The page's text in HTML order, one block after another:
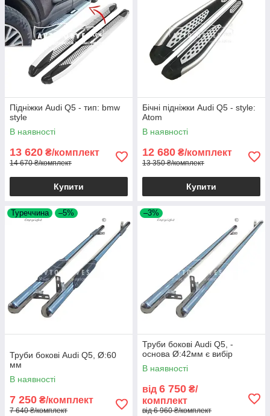
Підніжки Audi Q5 - тип: bmw
style
В наявності
13 620 ₴/комплект
14 670 ₴/комплект
Купити
Бічні підніжки Audi Q5 - style:
Atom
В наявності
12 680 ₴/комплект
13 350 ₴/комплект
Купити
Туреччина –5%
Труби бокові Audi Q5, Ø:60
мм
В наявності
7 250 ₴/комплект
7 640 ₴/комплект
–3%
Труби бокові Audi Q5, -
основа Ø:42мм є вибір
В наявності
від 6 750 ₴/
комплект
від 6 960 ₴/комплект